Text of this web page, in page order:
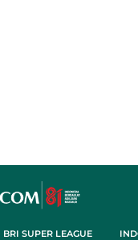
BRI SUPER LEAGUE